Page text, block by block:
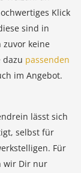
Klick
sind in
zuvor keine
dazu passenden
im Angebot.
lässt sich
selbst für
Für
wir Dir nur